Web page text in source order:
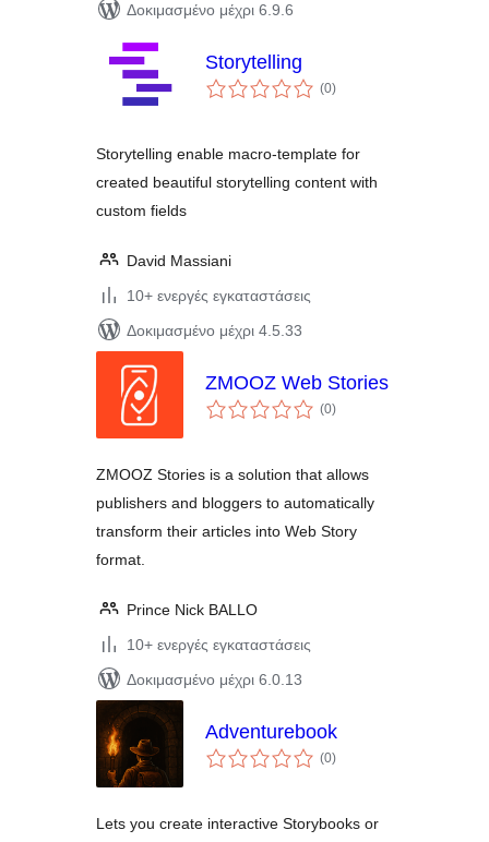
Δοκιμασμένο μέχρι 6.9.6
Storytelling
(0αξιολογήσεις
σύνολο
)
Storytelling enable macro-template for
created beautiful storytelling content with
custom fields
David Massiani
10+ ενεργές εγκαταστάσεις
Δοκιμασμένο μέχρι 4.5.33
ZMOOZ Web Stories
(0αξιολογήσεις
σύνολο
)
ZMOOZ Stories is a solution that allows
publishers and bloggers to automatically
transform their articles into Web Story
format.
Prince Nick BALLO
10+ ενεργές εγκαταστάσεις
Δοκιμασμένο μέχρι 6.0.13
Adventurebook
(0αξιολογήσεις
σύνολο
)
Lets you create interactive Storybooks or